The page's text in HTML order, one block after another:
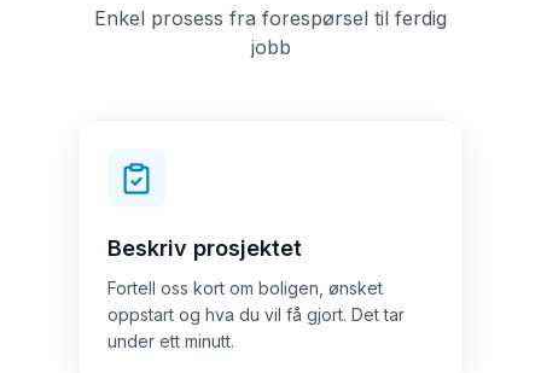
Enkel prosess fra forespørsel til ferdig
jobb
Beskriv prosjektet
Fortell oss kort om boligen, ønsket
oppstart og hva du vil få gjort. Det tar
under ett minutt.